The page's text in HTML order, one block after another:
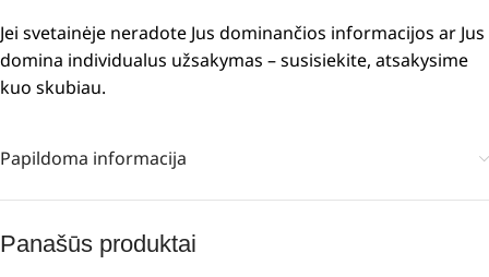
Jei svetainėje neradote Jus dominančios informacijos ar Jus
domina individualus užsakymas – susisiekite, atsakysime
kuo skubiau.
Papildoma informacija
Panašūs produktai